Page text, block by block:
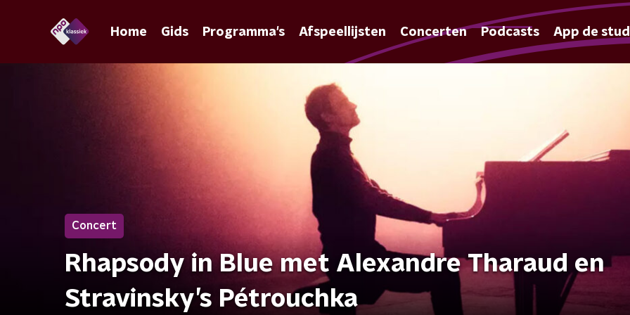
Home Gids Programma's Afspeellijsten Concerten Podcasts App de
Concert
Rhapsody in Blue met Alexandre Tharaud en
Stravinsky’s Pétrouchka